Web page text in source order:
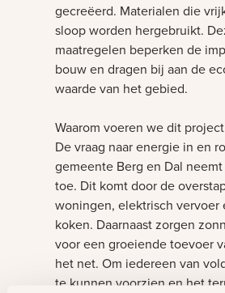
gecreëerd. Materialen die
sloop worden hergebruikt.
maatregelen beperken de
bouw en dragen bij aan de
waarde van het gebied.
Waarom voeren we dit
De vraag naar energie in en
gemeente Berg en Dal
toe. Dit komt door de
woningen, elektrisch vervoer
koken. Daarnaast zorgen
voor een groeiende toevoer
het net. Om iedereen van
te kunnen voorzien en het